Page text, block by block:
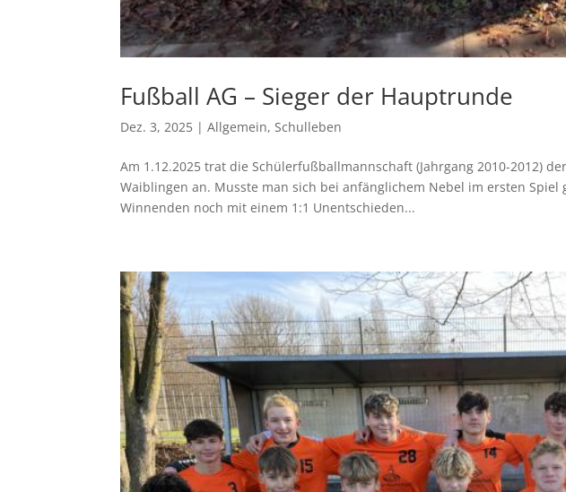
Fußball AG – Sieger der Hauptrunde
Dez. 3, 2025 |Allgemein, Schulleben
Am 1.12.2025 trat die Schülerfußballmannschaft (Jahrgang 2010-2012)
Waiblingen an. Musste man sich bei anfänglichem Nebel im ersten Spiel
Winnenden noch mit einem 1:1 Unentschieden...